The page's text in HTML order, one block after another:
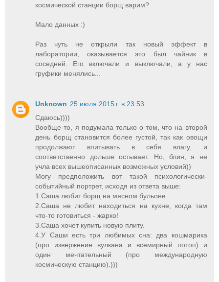
космической станции борщ варим?
Мало данных :)
Раз чуть не открыли так новый эффект в
лаборатории, оказывается это был чайник в
соседней. Его включали и выключали, а у нас
груфики менялись...
Unknown 25 июля 2015 г. в 23:53
Сдаюсь))))
Вообще-то, я подумала только о том, что на второй
день борщ становится более густой, так как овощи
продолжают впитывать в себя влагу, и
соответственно дольше остывает. Но, блин, я не
учла всех вышеописанных возможных условий))
Могу предположить вот такой психологически-
событийный портрет, исходя из ответа выше:
1.Саша любит борщ на мясном бульоне.
2.Саша не любит находиться на кухне, когда там
что-то готовиться - жарко!
3.Саша хочет купить новую плиту.
4.У Саши есть три любимых сна: два кошмарика
(про извержение вулкана и всемирный потоп) и
один мечтательный (про международную
космическую станцию).)))